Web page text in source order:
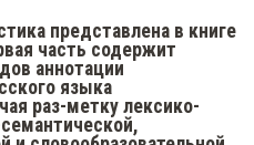
представлена в книге
часть содержит
аннотации
языка
раз-метку лексико-